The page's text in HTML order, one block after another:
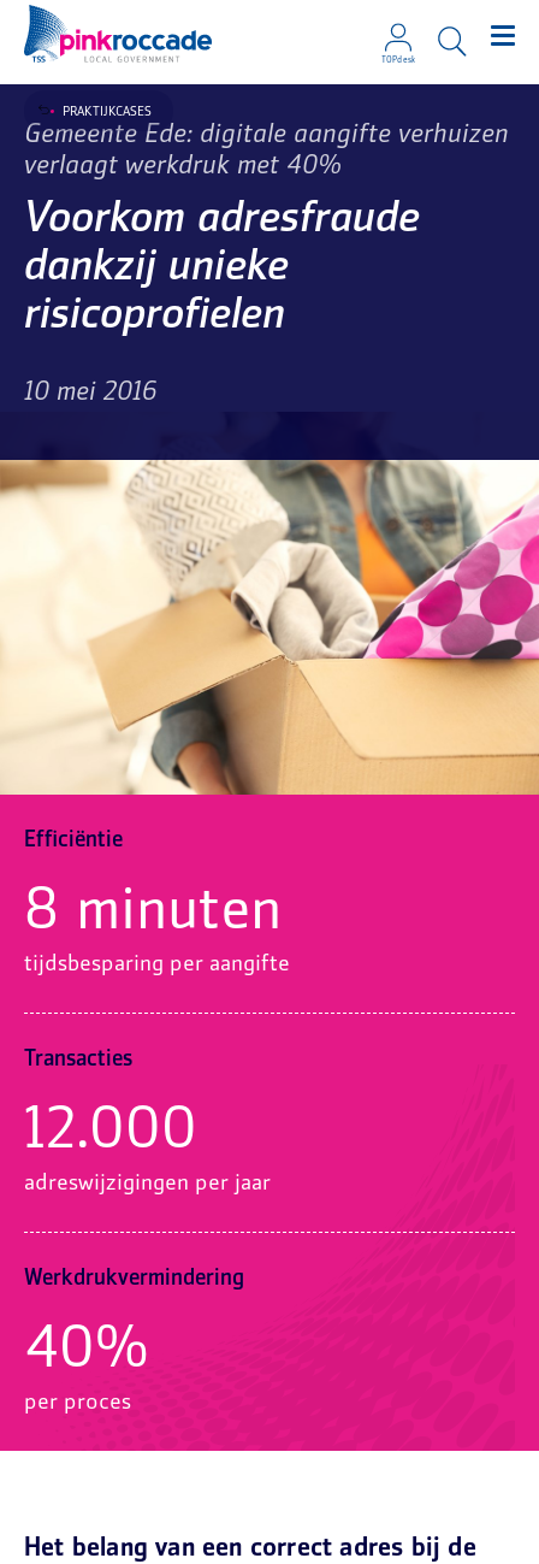
TOPdesk
Gemeente Ede: digitale aangifte verhuizen
verlaagt werkdruk met 40%
Voorkom adresfraude
dankzij unieke
risicoprofielen
10 mei 2016
PRAKTIJKCASES
Efficiëntie
8 minuten
tijdsbesparing per aangifte
Transacties
12.000
adreswijzigingen per jaar
Werkdrukvermindering
40%
per proces
Het belang van een correct adres bij de